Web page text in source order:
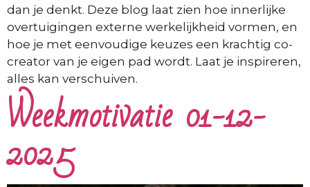
dan je denkt. Deze blog laat zien hoe innerlijke
overtuigingen externe werkelijkheid vormen, en
hoe je met eenvoudige keuzes een krachtig co-
creator van je eigen pad wordt. Laat je inspireren,
alles kan verschuiven.
Weekmotivatie 01-12-
2025